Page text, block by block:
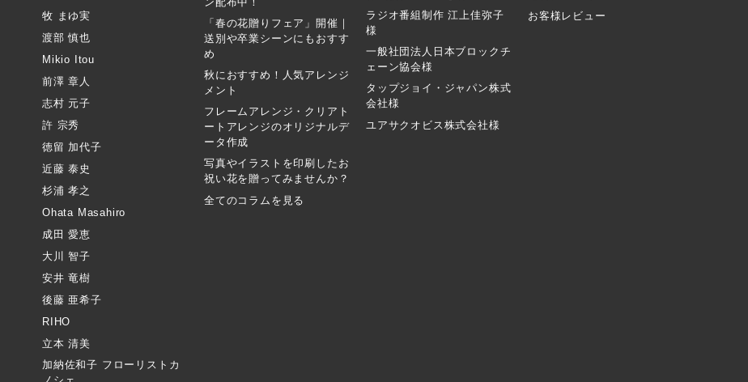
牧 まゆ実
渡部 慎也
Mikio Itou
前澤 章人
志村 元子
許 宗秀
徳留 加代子
近藤 泰史
杉浦 孝之
Ohata Masahiro
成田 愛恵
大川 智子
安井 竜樹
後藤 亜希子
RIHO
立本 清美
加納佐和子 フローリストカ
「春の花贈りフェア」開催｜
送別や卒業シーンにもおすす
め
秋におすすめ！人気アレンジ
メント
フレームアレンジ・クリアト
ートアレンジのオリジナルデ
ータ作成
写真やイラストを印刷したお
祝い花を贈ってみませんか？
全てのコラムを見る
ラジオ番組制作 江上佳弥子
様
一般社団法人日本ブロックチ
ェーン協会様
タップジョイ・ジャパン株式
会社様
ユアサクオビス株式会社様
お客様レビュー